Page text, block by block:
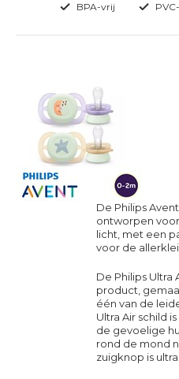
BPA-vrij
De Philips
ontworpen
licht, met een
voor de
De Philips Ultra
product,
één van de
Ultra Air schild
de gevoelige
rond de mond
zuigknop is